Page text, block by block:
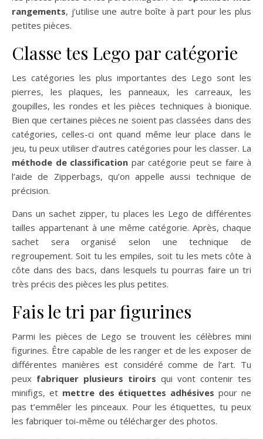
rangements, j’utilise une autre boîte à part pour les plus
petites pièces.
Classe tes Lego par catégorie
Les catégories les plus importantes des Lego sont les
pierres, les plaques, les panneaux, les carreaux, les
goupilles, les rondes et les pièces techniques à bionique.
Bien que certaines pièces ne soient pas classées dans des
catégories, celles-ci ont quand même leur place dans le
jeu, tu peux utiliser d’autres catégories pour les classer. La
méthode de classification par catégorie peut se faire à
l’aide de Zipperbags, qu’on appelle aussi technique de
précision.
Dans un sachet zipper, tu places les Lego de différentes
tailles appartenant à une même catégorie. Après, chaque
sachet sera organisé selon une technique de
regroupement. Soit tu les empiles, soit tu les mets côte à
côte dans des bacs, dans lesquels tu pourras faire un tri
très précis des pièces les plus petites.
Fais le tri par figurines
Parmi les pièces de Lego se trouvent les célèbres mini
figurines. Être capable de les ranger et de les exposer de
différentes manières est considéré comme de l’art. Tu
peux fabriquer plusieurs tiroirs qui vont contenir tes
minifigs, et mettre des étiquettes adhésives pour ne
pas t’emmêler les pinceaux. Pour les étiquettes, tu peux
les fabriquer toi-même ou télécharger des photos.